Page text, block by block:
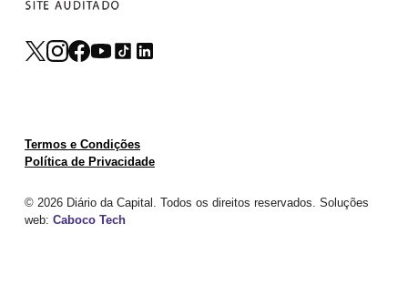
© 2026 Diário da Capital. Todos os direitos reservados. Soluções
web: Caboco Tech
Termos e Condições
Política de Privacidade